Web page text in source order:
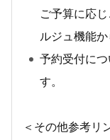
ご予算に応
ルジュ機能
予約受付に
す。
＜その他参考リ